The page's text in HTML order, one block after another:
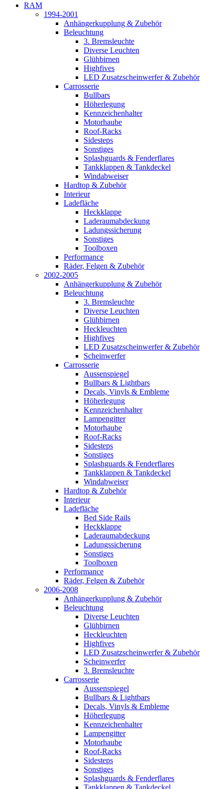
RAM
1994-2001
Anhängerkupplung & Zubehör
Beleuchtung
3. Bremsleuchte
Diverse Leuchten
Glühbirnen
Highfives
LED Zusatzscheinwerfer & Zubehör
Carrosserie
Bullbars
Höherlegung
Kennzeichenhalter
Motorhaube
Roof-Racks
Sidesteps
Sonstiges
Splashguards & Fenderflares
Tankklappen & Tankdeckel
Windabweiser
Hardtop & Zubehör
Interieur
Ladefläche
Heckklappe
Laderaumabdeckung
Ladungssicherung
Sonstiges
Toolboxen
Performance
Räder, Felgen & Zubehör
2002-2005
Anhängerkupplung & Zubehör
Beleuchtung
3. Bremsleuchte
Diverse Leuchten
Glühbirnen
Heckleuchten
Highfives
LED Zusatzscheinwerfer & Zubehör
Scheinwerfer
Carrosserie
Aussenspiegel
Bullbars & Lightbars
Decals, Vinyls & Embleme
Höherlegung
Kennzeichenhalter
Lampengitter
Motorhaube
Roof-Racks
Sidesteps
Sonstiges
Splashguards & Fenderflares
Tankklappen & Tankdeckel
Windabweiser
Hardtop & Zubehör
Interieur
Ladefläche
Bed Side Rails
Heckklappe
Laderaumabdeckung
Ladungssicherung
Sonstiges
Toolboxen
Performance
Räder, Felgen & Zubehör
2006-2008
Anhängerkupplung & Zubehör
Beleuchtung
Diverse Leuchten
Glühbirnen
Heckleuchten
Highfives
LED Zusatzscheinwerfer & Zubehör
Scheinwerfer
3. Bremsleuchte
Carrosserie
Aussenspiegel
Bullbars & Lightbars
Decals, Vinyls & Embleme
Höherlegung
Kennzeichenhalter
Lampengitter
Motorhaube
Roof-Racks
Sidesteps
Sonstiges
Splashguards & Fenderflares
Tankklappen & Tankdeckel